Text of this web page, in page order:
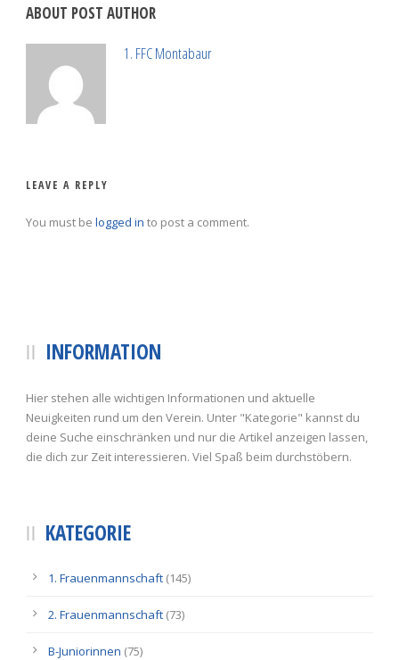
ABOUT POST AUTHOR
1. FFC Montabaur
LEAVE A REPLY
You must be logged in to post a comment.
INFORMATION
Hier stehen alle wichtigen Informationen und aktuelle
Neuigkeiten rund um den Verein. Unter "Kategorie" kannst du
deine Suche einschränken und nur die Artikel anzeigen lassen,
die dich zur Zeit interessieren. Viel Spaß beim durchstöbern.
KATEGORIE
1. Frauenmannschaft (145)
2. Frauenmannschaft (73)
B-Juniorinnen (75)